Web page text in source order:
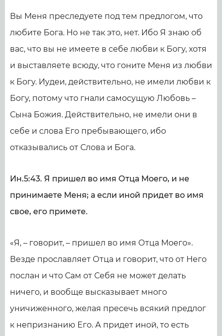
Вы Меня преследуете под тем предлогом, что
любите Бога. Но не так это, нет. Ибо Я знаю об
вас, что вы не имеете в себе любви к Богу, хотя
и выставляете всюду, что гоните Меня из любви
к Богу. Иудеи, действительно, не имели любви к
Богу, потому что гнали самосущую Любовь –
Сына Божия. Действительно, не имели они в
себе и слова Его пребывающего, ибо
отказывались от Слова и Бога.
Ин.5:43. Я пришел во имя Отца Моего, и не
принимаете Меня; а если иной придет во имя
свое, его примете.
«Я, – говорит, – пришел во имя Отца Моего».
Везде прославляет Отца и говорит, что от Него
послан и что Сам от Себя не может делать
ничего, и вообще высказывает много
уничиженного, желая пресечь всякий предлог
к непризнанию Его. А придет иной, то есть